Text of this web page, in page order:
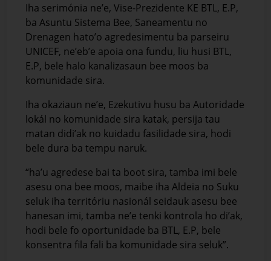
Iha serimónia ne’e, Vise-Prezidente KE BTL, E.P,
ba Asuntu Sistema Bee, Saneamentu no
Drenagen hato’o agredesimentu ba parseiru
UNICEF, ne’eb’e apoia ona fundu, liu husi BTL,
E.P, bele halo kanalizasaun bee moos ba
komunidade sira.
Iha okaziaun ne’e, Ezekutivu husu ba Autoridade
lokál no komunidade sira katak, persija tau
matan didi’ak no kuidadu fasilidade sira, hodi
bele dura ba tempu naruk.
“ha’u agredese bai ta boot sira, tamba imi bele
asesu ona bee moos, maibe iha Aldeia no Suku
seluk iha territóriu nasionál seidauk asesu bee
hanesan imi, tamba ne’e tenki kontrola ho di’ak,
hodi bele fo oportunidade ba BTL, E.P, bele
konsentra fila fali ba komunidade sira seluk”.